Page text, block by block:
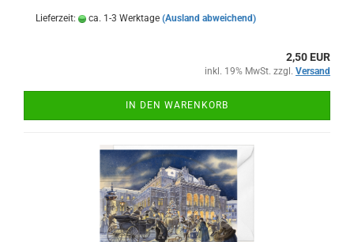
Lieferzeit: ca. 1-3 Werktage (Ausland abweichend)
2,50 EUR
inkl. 19% MwSt. zzgl. Versand
IN DEN WARENKORB